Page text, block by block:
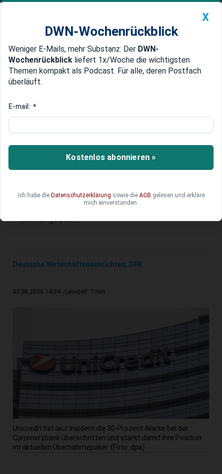
Newsticker MEIN DWN: Geldanlage Premium
Edelmetalle DWN-Magazin China
Unicredit schnappt sich offenbar
Commerzbank
Unicredit kommt ihrem Ziel bei der
Commerzbank einen entscheidenden Schritt
Marke stärkt die italienische Großbank ihre
Position – und umgeht zugleich ein teureres
Pflichtangebot.
Deutsche Wirtschaftsnachrichten, DPA
02.06.2026 14:34 Lesezeit: 1 min
Unicredit hat laut Insidern die 30-Prozent-Marke bei der
Commerzbank überschritten und stärkt damit ihre Position
im aktuellen Übernahmepoker. (Foto: dpa)
X
DWN-Wochenrückblick
Weniger E-Mails, mehr Substanz: Der DWN-
Wochenrückblick liefert 1x/Woche die wichtigsten
Themen kompakt als Podcast. Für alle, deren Postfach
überläuft.
E-mail: *
Kostenlos abonnieren »
Ich habe die Datenschutzerklärung sowie die AGB gelesen und erkläre
mich einverstanden.